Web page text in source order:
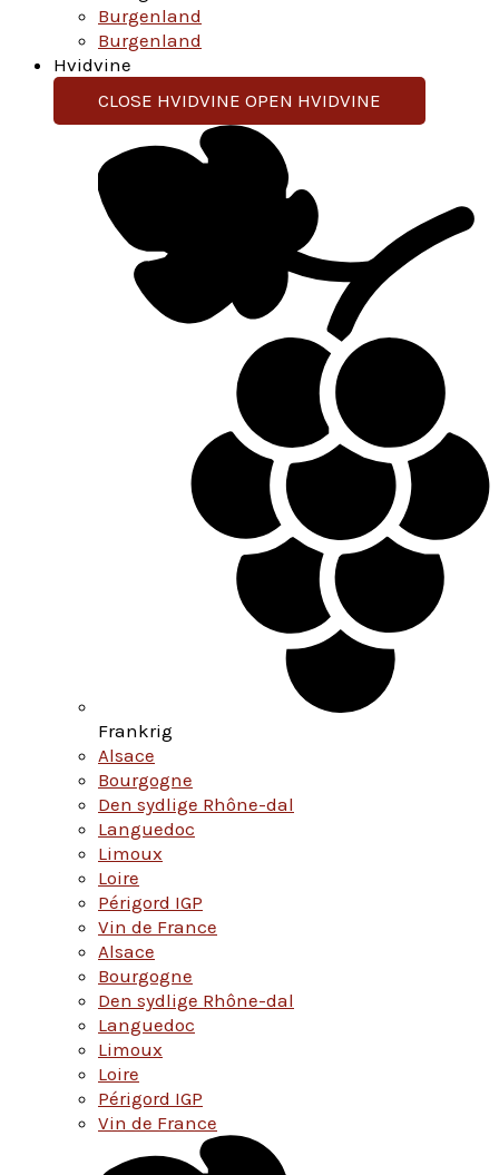
Burgenland
Burgenland
Hvidvine
CLOSE HVIDVINE OPEN HVIDVINE
Frankrig
Alsace
Bourgogne
Den sydlige Rhône-dal
Languedoc
Limoux
Loire
Périgord IGP
Vin de France
Alsace
Bourgogne
Den sydlige Rhône-dal
Languedoc
Limoux
Loire
Périgord IGP
Vin de France